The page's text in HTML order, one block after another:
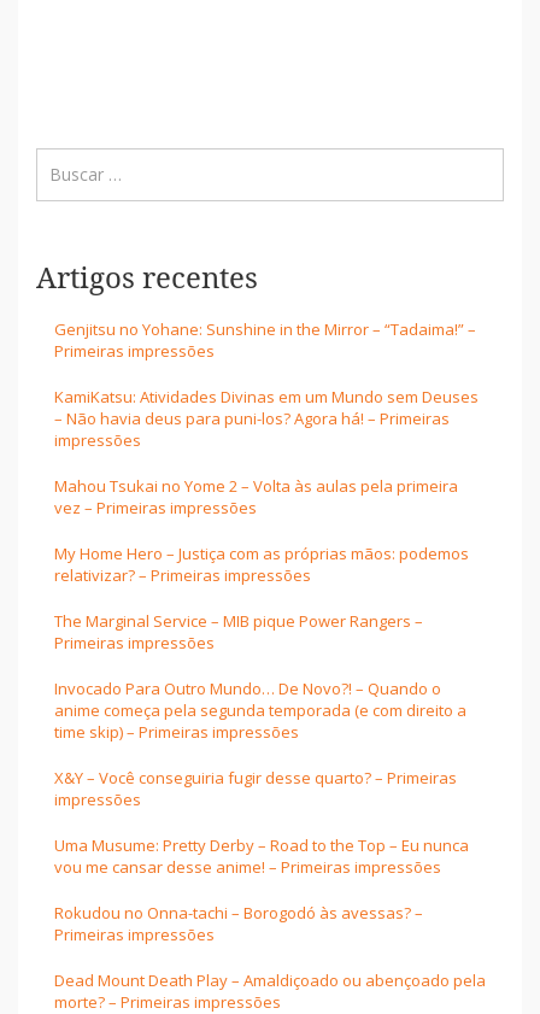
Artigos recentes
Genjitsu no Yohane: Sunshine in the Mirror – “Tadaima!” –
Primeiras impressões
KamiKatsu: Atividades Divinas em um Mundo sem Deuses
– Não havia deus para puni-los? Agora há! – Primeiras
impressões
Mahou Tsukai no Yome 2 – Volta às aulas pela primeira
vez – Primeiras impressões
My Home Hero – Justiça com as próprias mãos: podemos
relativizar? – Primeiras impressões
The Marginal Service – MIB pique Power Rangers –
Primeiras impressões
Invocado Para Outro Mundo… De Novo?! – Quando o
anime começa pela segunda temporada (e com direito a
time skip) – Primeiras impressões
X&Y – Você conseguiria fugir desse quarto? – Primeiras
impressões
Uma Musume: Pretty Derby – Road to the Top – Eu nunca
vou me cansar desse anime! – Primeiras impressões
Rokudou no Onna-tachi – Borogodó às avessas? –
Primeiras impressões
Dead Mount Death Play – Amaldiçoado ou abençoado pela
morte? – Primeiras impressões